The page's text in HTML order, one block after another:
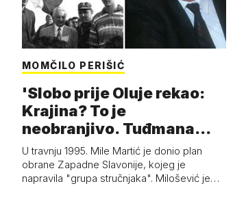
MOMČILO PERIŠIĆ
'Slobo prije Oluje rekao:
Krajina? To je
neobranjivo. Tuđmana
zvao Krivousti'
U travnju 1995. Mile Martić je donio plan
obrane Zapadne Slavonije, kojeg je
napravila "grupa stručnjaka". Milošević je…